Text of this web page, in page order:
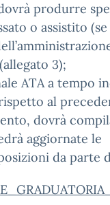
produrre
o assistito
3);
ATA a tempo
al
dovrà
aggiornate le
da parte